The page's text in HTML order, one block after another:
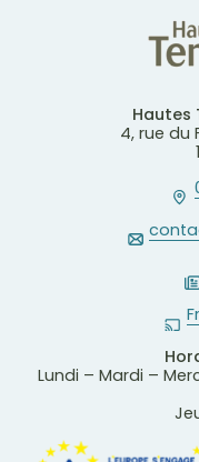
Hautes
4, rue du
Lundi – Mardi –